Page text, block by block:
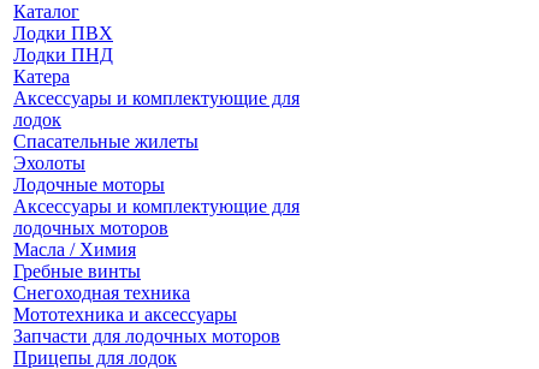
Каталог
Лодки ПВХ
Лодки ПНД
Катера
Аксессуары и комплектующие для
лодок
Спасательные жилеты
Эхолоты
Лодочные моторы
Аксессуары и комплектующие для
лодочных моторов
Масла / Химия
Гребные винты
Снегоходная техника
Мототехника и аксессуары
Запчасти для лодочных моторов
Прицепы для лодок